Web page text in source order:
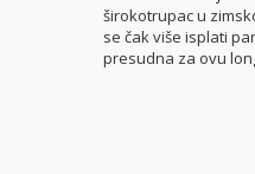
širokotrupac u
se čak više isplati
presudna za ovu